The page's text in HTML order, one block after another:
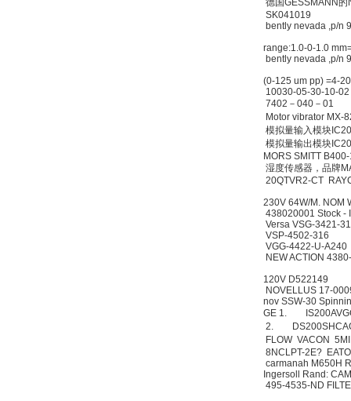
德国
SK041019
bently nevada ,p/
range:1.0-0-1.0
bently nevada ,p/
(0-125 um pp)
10030-05-30-
7402－040－
Motor vibrator
模拟量输入模块
模拟量输出模块
MORS SMITT
湿度传感器，品牌
20QTVR2-CT
230V 64W/M.
438020001 Stock
Versa VSG-
VSP-4502-316
VGG-4422-U-
NEW ACTION
120V D522149
NOVELLUS 17-
nov SSW-30
GE 1.
2.
FLOW VACON
8NCLPT-2E?
carmanah
Ingersoll Rand:
495-4535-ND